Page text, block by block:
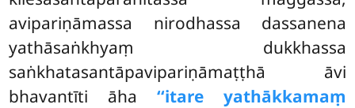
avipariṇāmassa nirodhassa dassanena
yathāsaṅkhyaṃ dukkhassa
saṅkhatasantāpavipariṇāmaṭṭhā āvi
bhavantīti āha ‘‘itare yathākkamaṃ